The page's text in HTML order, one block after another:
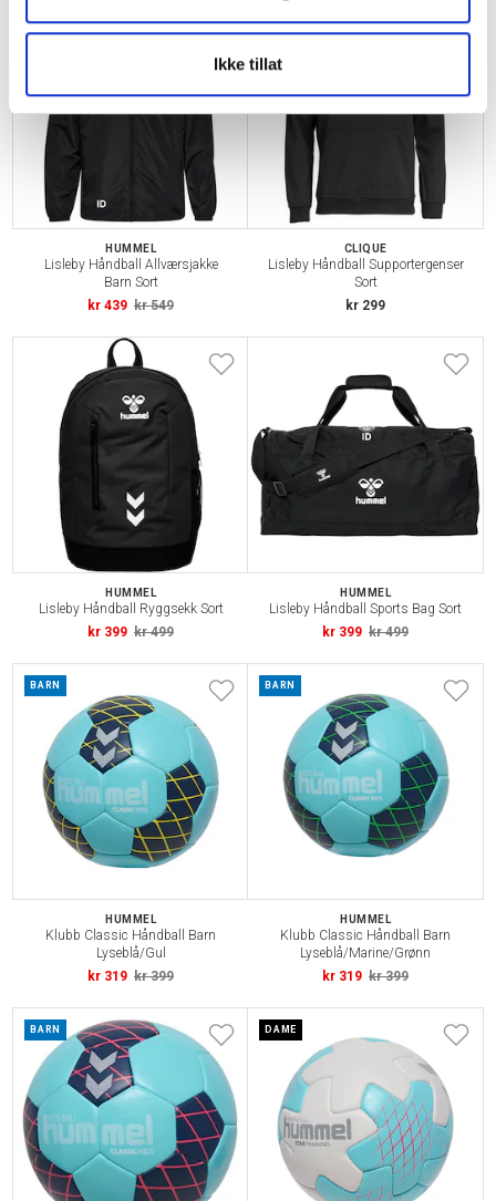
Ikke tillat
NY
HUMMEL
Lisleby Håndball Allværsjakke
Barn Sort
kr 439 kr 549
CLIQUE
Lisleby Håndball Supportergenser
Sort
kr 299
HUMMEL
Lisleby Håndball Ryggsekk Sort
kr 399 kr 499
HUMMEL
Lisleby Håndball Sports Bag Sort
kr 399 kr 499
BARN
HUMMEL
Klubb Classic Håndball Barn
Lyseblå/Gul
kr 319 kr 399
BARN
HUMMEL
Klubb Classic Håndball Barn
Lyseblå/Marine/Grønn
kr 319 kr 399
BARN DAME